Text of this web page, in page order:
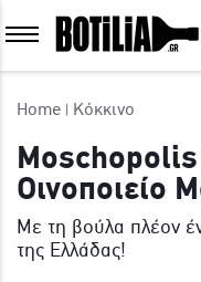
ΕΙΣΟΔΟΣ ΜΕΛΩΝ
Να με θυμάσαι
ΕΙΣΟΔΟΣ
Home Κόκκινο
Οινοποιείο
Με τη βούλα πλέον
της Ελλάδας!